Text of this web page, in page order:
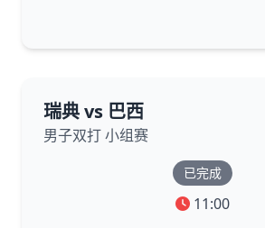
瑞典 vs 巴西
男子双打 小组赛
已完成
11:00